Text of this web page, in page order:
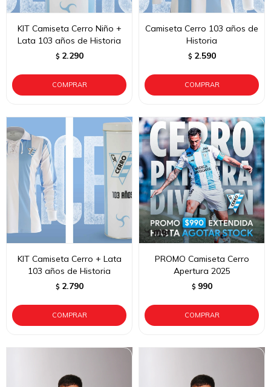
KIT Camiseta Cerro Niño +
Lata 103 años de Historia
$ 2.290
Camiseta Cerro 103 años de
Historia
$ 2.590
KIT Camiseta Cerro + Lata
103 años de Historia
$ 2.790
PROMO Camiseta Cerro
Apertura 2025
$ 990